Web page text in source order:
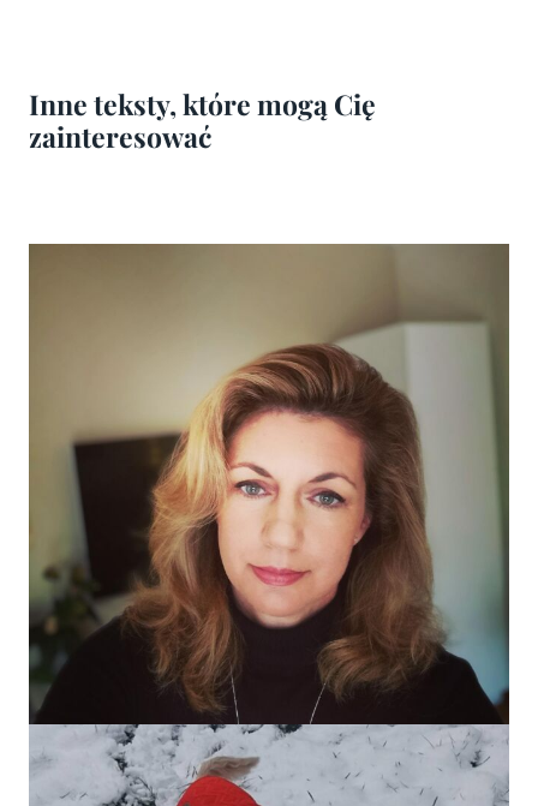
Inne teksty, które mogą Cię
zainteresować